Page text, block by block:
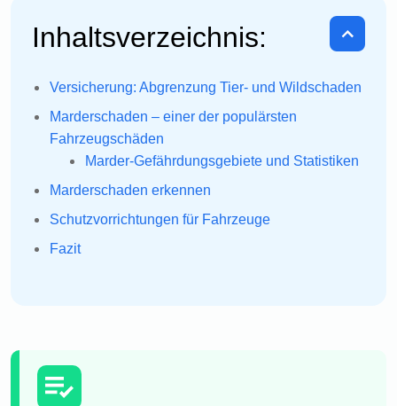
Inhaltsverzeichnis:
Versicherung: Abgrenzung Tier- und Wildschaden
Marderschaden – einer der populärsten
Fahrzeugschäden
Marder-Gefährdungsgebiete und Statistiken
Marderschaden erkennen
Schutzvorrichtungen für Fahrzeuge
Fazit